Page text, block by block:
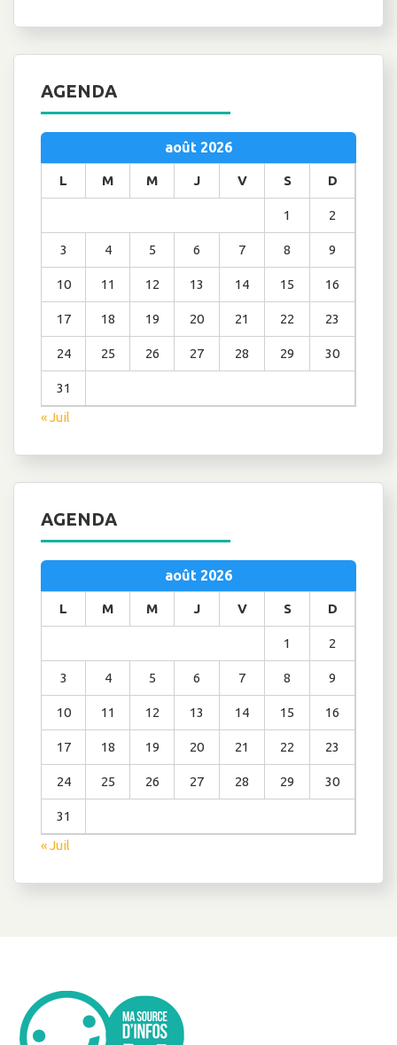
AGENDA
août 2026
L M M J V S D
1 2
3 4 5 6 7 8 9
10 11 12 13 14 15 16
17 18 19 20 21 22 23
24 25 26 27 28 29 30
31
« Juil
AGENDA
août 2026
L M M J V S D
1 2
3 4 5 6 7 8 9
10 11 12 13 14 15 16
17 18 19 20 21 22 23
24 25 26 27 28 29 30
31
« Juil